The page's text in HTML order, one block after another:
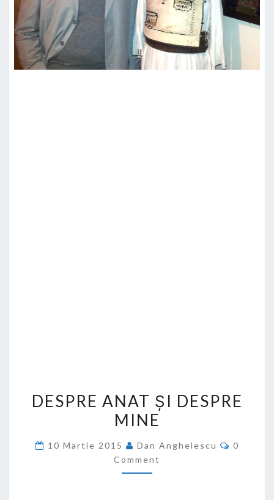
ANAT
ŞI
MINE
DESPRE ANAT ŞI DESPRE
MINE
10 Martie 2015 Dan Anghelescu
0
Comment